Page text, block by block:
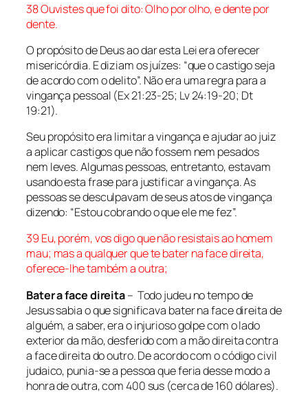
38 Ouvistes que foi dito: Olho por olho, e dente por
dente.
O propósito de Deus ao dar esta Lei era oferecer
misericórdia. E diziamos juízes: “que o castigo seja
deacordo como delito”. Não era umaregra para a
vingança pessoal (Ex 21:23-25; Lv 24:19-20; Dt
19:21).
Seu propósito era limitar a vingança e ajudar ao juiz
a aplicar castigos que não fossem nem pesados
nem leves. Algumas pessoas, entretanto, estavam
usando esta frase para justificar a vingança.As
pessoas sedesculpavam deseus atos de vingança
dizendo: “Estoucobrando o queeleme fez”.
39 Eu, porém, vos digo que não resistais ao homem
mau; mas a qualquer que te bater na face direita,
oferece-lhe também a outra;
Bater a face direita– Todo judeu no tempo de
Jesus sabia o que significava bater na face direita de
alguém, a saber, era o injurioso golpe com o lado
exterior da mão, desferido com a mão direita contra
a face direita do outro. De acordo com o código civil
judaico, punia-se a pessoa que feria desse modo a
honra de outra, com 400 sus (cerca de 160 dólares).